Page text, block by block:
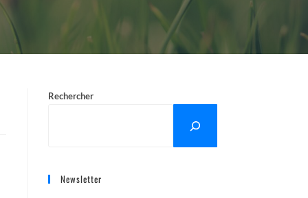
Rechercher
Newsletter